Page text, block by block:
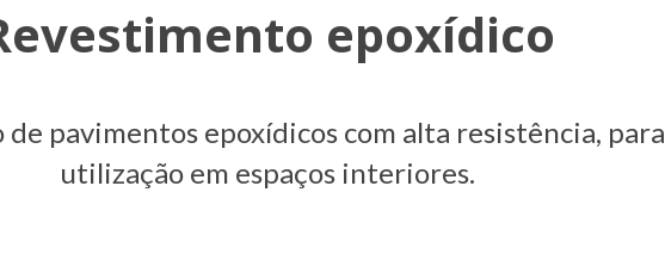
epoxídico
de pavimentos epoxídicos com alta resistência, para
utilização em espaços interiores.